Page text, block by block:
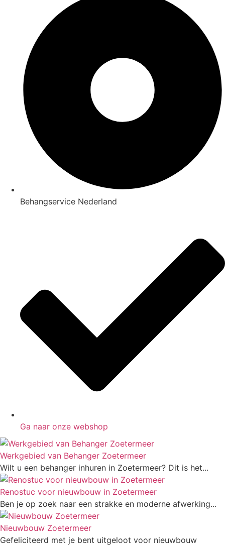
Behangservice Nederland
Ga naar onze webshop
Werkgebied van Behanger Zoetermeer
Wilt u een behanger inhuren in Zoetermeer? Dit is het...
Renostuc voor nieuwbouw in Zoetermeer
Ben je op zoek naar een strakke en moderne afwerking...
Nieuwbouw Zoetermeer
Gefeliciteerd met je bent uitgeloot voor nieuwbouw